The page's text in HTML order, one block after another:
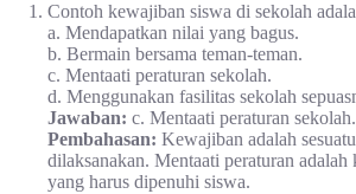
Contoh kewajiban siswa di sekolah
a. Mendapatkan nilai yang bagus.
b. Bermain bersama teman-teman.
c. Mentaati peraturan sekolah.
d. Menggunakan fasilitas sekolah
Jawaban: c. Mentaati peraturan sekolah.
Pembahasan: Kewajiban adalah
dilaksanakan. Mentaati peraturan adalah
yang harus dipenuhi siswa.